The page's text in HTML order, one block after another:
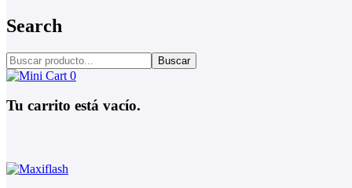
Search
Buscar
0
Tu carrito está vacío.